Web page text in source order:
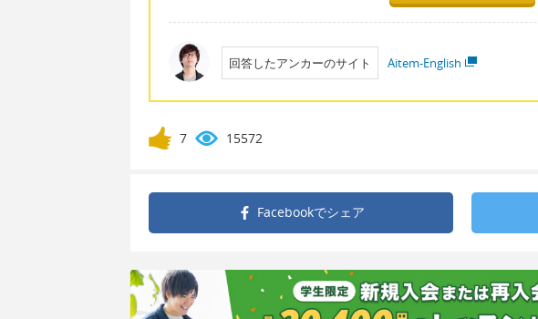
回答したアンカーのサイト Aitem-English
7 15572
Facebookでシェア